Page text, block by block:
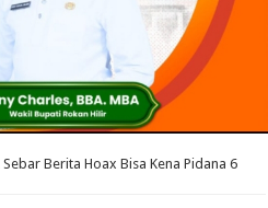
Berita Hoax Bisa Kena Pidana 6